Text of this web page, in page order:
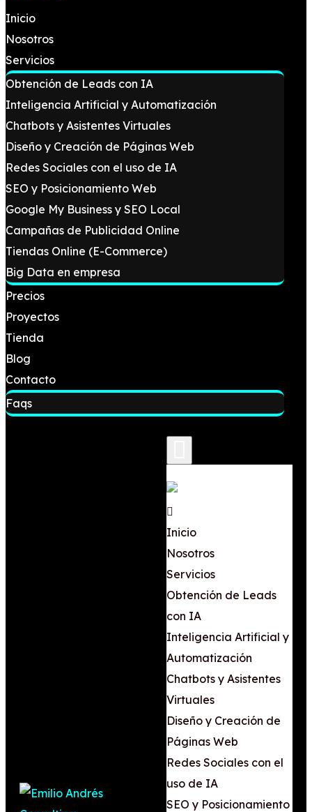
Inicio
Nosotros
Servicios
Obtención de Leads con IA
Inteligencia Artificial y Automatización
Chatbots y Asistentes Virtuales
Diseño y Creación de Páginas Web
Redes Sociales con el uso de IA
SEO y Posicionamiento Web
Google My Business y SEO Local
Campañas de Publicidad Online
Tiendas Online (E-Commerce)
Big Data en empresa
Precios
Proyectos
Tienda
Blog
Contacto
Faqs
Inicio
Nosotros
Servicios
Obtención de Leads
con IA
Inteligencia Artificial y
Automatización
Chatbots y Asistentes
Virtuales
Diseño y Creación de
Páginas Web
Redes Sociales con el
uso de IA
SEO y Posicionamiento